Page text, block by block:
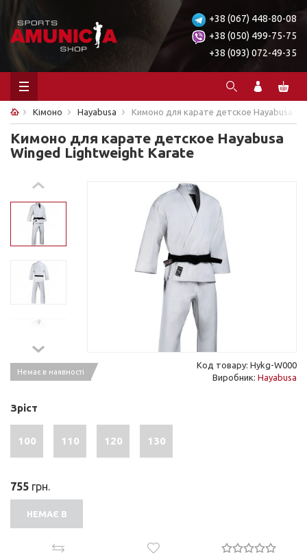
+38 (067) 448-80-08
+38 (050) 499-75-75
+38 (093) 072-49-35
Кімоно Hayabusa Кимоно для карате детское Hayabusa
Кимоно для карате детское Hayabusa
Winged Lightweight Karate
Немає в наявності
Код товару: Hykg-W000
Виробник: Hayabusa
Зріст
100 110 120 130
755 грн.
НЕМАЄ В